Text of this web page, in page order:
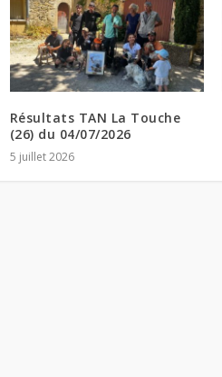
Résultats TAN La Touche
(26) du 04/07/2026
5 juillet 2026